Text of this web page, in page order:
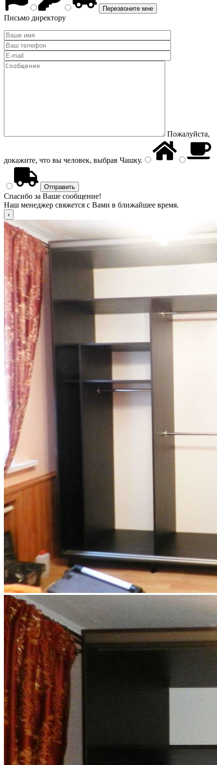
Письмо директору
Пожалуйста,
докажите, что вы человек, выбрав Чашку.
Спасибо за Ваше сообщение!
Наш менеджер свяжется с Вами в ближайшее время.